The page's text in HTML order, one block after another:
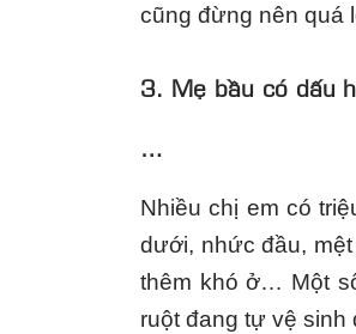
cũng đừng nên quá
3. Mẹ bầu có dấu
…
Nhiều chị em có
dưới, nhức đầu,
thêm khó ở… Một
ruột đang tự vệ sinh